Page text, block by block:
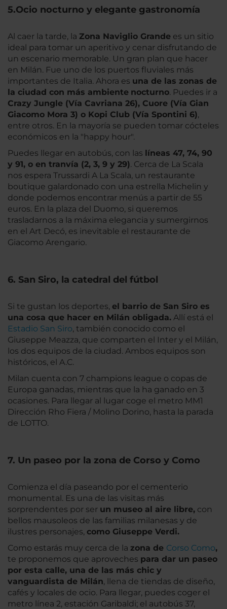
5.Ocio nocturno y elegante gastronomía
Al caer la tarde, la Zona Naviglio Grande es un sitio
ideal para tomar un aperitivo y cenar disfrutando de
un escenario memorable. Un gran plan que hacer
en Milán. Fue uno de los puertos fluviales más
importantes de Italia. Ahora es una de las zonas de
la ciudad con más ambiente nocturno. Puedes ir a
Crazy Jungle (Vía Cavriana 26), Cuore (Vía Gian
Giacomo Mora 3) o Kopi Club (Vía Spontini 6),
entre otros. En la mayoría se pueden tomar cócteles
económicos en la "happy hour".
Puedes llegar en autobús, con las líneas 47, 74, 90
y 91, o en tranvía (2, 3, 9 y 29). Cerca de La Scala
nos espera Trussardi A La Scala, un restaurante
boutique galardonado con una estrella Michelin y
donde podemos encontrar menús a partir de 55
euros. En la plaza del Duomo, si queremos
trasladarnos a la máxima elegancia y sumergirnos
en el Art Decó, es inevitable el restaurante de
Giacomo Arengario.
6. San Siro, la catedral del fútbol
Si te gustan los deportes, el barrio de San Siro es
una cosa que hacer en Milán obligada. Allí está el
Estadio San Siro, también conocido como el
Giuseppe Meazza, que comparten el Inter y el Milán,
los dos equipos de la ciudad. Ambos equipos son
históricos, el A.C.
Milan cuenta con 7 champions league o copas de
Europa ganadas, mientras que la ha ganado en 3
ocasiones. Para llegar al lugar coge el metro MM1
Dirección Rho Fiera / Molino Dorino, hasta la parada
de LOTTO.
7. Un paseo por la zona de Corso y Como
Comienza el día paseando por el cementerio
monumental. Es una de las visitas más
sorprendentes por ser un museo al aire libre, con
bellos mausoleos de las familias milanesas y de
ilustres personajes, como Giuseppe Verdi.
Como estarás muy cerca de la zona de Corso Como,
te proponemos que aproveches para dar un paseo
por esta calle, una de las más chic y
vanguardista de Milán, llena de tiendas de diseño,
cafés y locales de ocio. Para llegar, puedes coger el
metro línea 2, estación Garibaldi; el autobús 37,